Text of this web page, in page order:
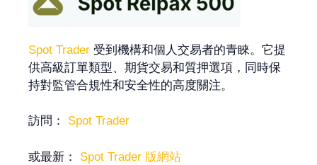
Spot Trader 受到機構和個人交易者的青睞。它提
供高級訂單類型、期貨交易和質押選項，同時保
持對監管合規性和安全性的高度關注。
訪問： Spot Trader
或最新： Spot Trader 版網站